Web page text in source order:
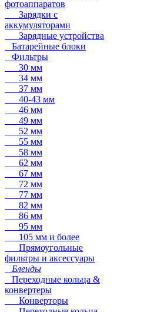
фотоаппаратов
Зарядки с
аккумуляторами
Зарядные устройства
Батарейные блоки
Фильтры
30 мм
34 мм
37 мм
40-43 мм
46 мм
49 мм
52 мм
55 мм
58 мм
62 мм
67 мм
72 мм
77 мм
82 мм
86 мм
95 мм
105 мм и более
Прямоугольные
фильтры и аксессуары
Бленды
Переходные кольца &
конвертеры
Конверторы